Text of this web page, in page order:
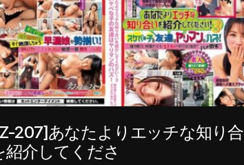
207]あなたよりエッチな知り合
紹介してくださ